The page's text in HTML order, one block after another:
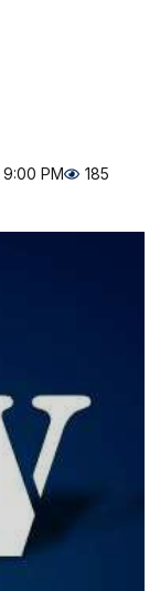
9:00 PM 185